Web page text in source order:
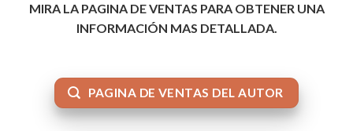
MIRA LA PAGINA DE VENTAS PARA OBTENER UNA
INFORMACIÓN MAS DETALLADA.
PAGINA DE VENTAS DEL AUTOR